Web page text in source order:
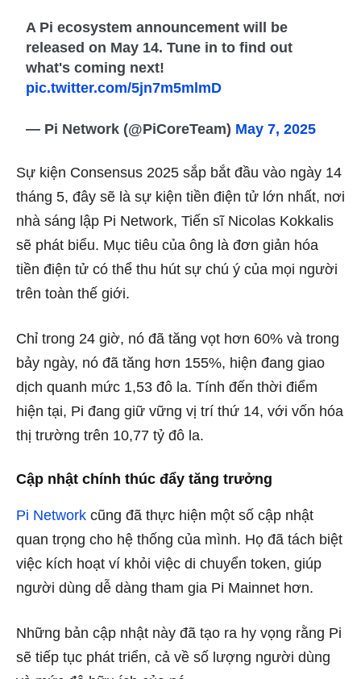
A Pi ecosystem announcement will be
released on May 14. Tune in to find out
what's coming next!
pic.twitter.com/5jn7m5mlmD
— Pi Network (@PiCoreTeam) May 7, 2025
Sự kiện Consensus 2025 sắp bắt đầu vào ngày 14
tháng 5, đây sẽ là sự kiện tiền điện tử lớn nhất, nơi
nhà sáng lập Pi Network, Tiến sĩ Nicolas Kokkalis
sẽ phát biểu. Mục tiêu của ông là đơn giản hóa
tiền điện tử có thể thu hút sự chú ý của mọi người
trên toàn thế giới.
Chỉ trong 24 giờ, nó đã tăng vọt hơn 60% và trong
bảy ngày, nó đã tăng hơn 155%, hiện đang giao
dịch quanh mức 1,53 đô la. Tính đến thời điểm
hiện tại, Pi đang giữ vững vị trí thứ 14, với vốn hóa
thị trường trên 10,77 tỷ đô la.
Cập nhật chính thúc đẩy tăng trưởng
Pi Network cũng đã thực hiện một số cập nhật
quan trọng cho hệ thống của mình. Họ đã tách biệt
việc kích hoạt ví khỏi việc di chuyển token, giúp
người dùng dễ dàng tham gia Pi Mainnet hơn.
Những bản cập nhật này đã tạo ra hy vọng rằng Pi
sẽ tiếp tục phát triển, cả về số lượng người dùng